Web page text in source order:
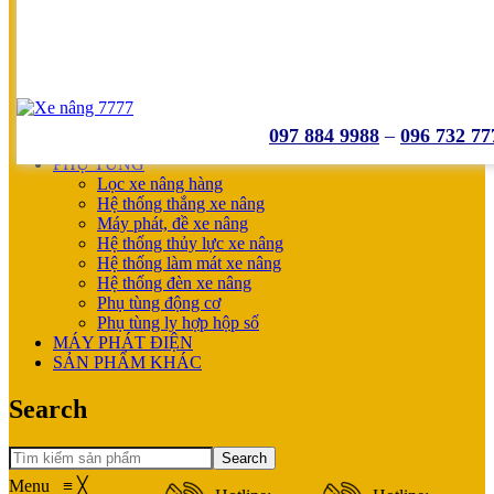
XE NÂNG TAY
PHỤ TÙNG
Lọc xe nâng hàng
Hệ thống thắng xe nâng
Máy phát, đề xe nâng
Hệ thống thủy lực xe nâng
Hệ thống làm mát xe nâng
Hệ thống đèn xe nâng
Phụ tùng động cơ
Phụ tùng ly hợp hộp số
MÁY PHÁT ĐIỆN
SẢN PHẨM KHÁC
Search
Search
Menu ≡ ╳
097 884 9988 – 096 732